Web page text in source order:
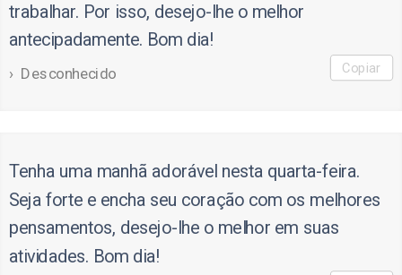
trabalhar. Por isso, desejo-lhe o melhor
antecipadamente. Bom dia!
Desconhecido Copiar
Tenha uma manhã adorável nesta quarta-feira.
Seja forte e encha seu coração com os melhores
pensamentos, desejo-lhe o melhor em suas
atividades. Bom dia!